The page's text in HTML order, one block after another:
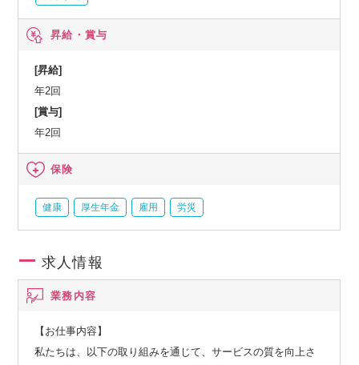
昇給・賞与
[昇給]
年2回
[賞与]
年2回
保険
健康 厚生年金 雇用 労災
求人情報
業務内容
【お仕事内容】
私たちは、以下の取り組みを通じて、サービスの質を向上さ